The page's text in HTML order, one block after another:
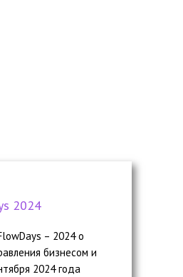
2024
– 2024 о
бизнесом и
2024 года